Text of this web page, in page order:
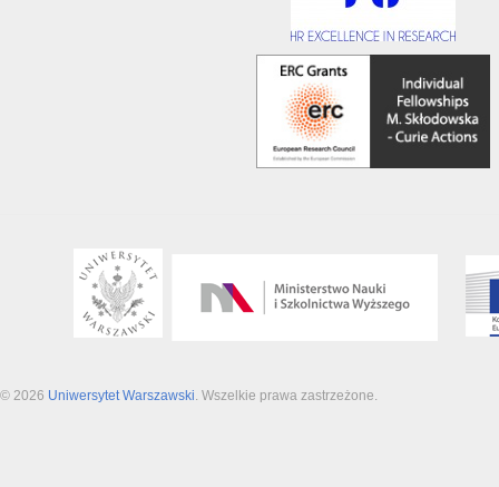
© 2026 Uniwersytet Warszawski . Wszelkie prawa zastrzeżone.